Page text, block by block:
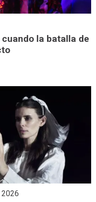
la batalla de